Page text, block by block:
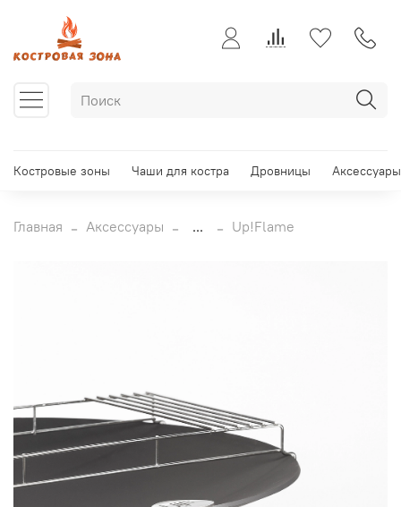
Костровые зоны Чаши для костра Дровницы Аксессуары
Главная Аксессуары ... Up!Flame